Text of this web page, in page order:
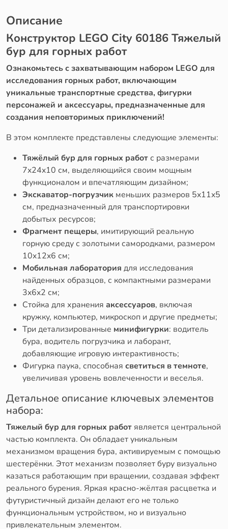
Описание
Конструктор LEGO City 60186 Тяжелый
бур для горных работ
Ознакомьтесь с захватывающим набором LEGO для
исследования горных работ, включающим
уникальные транспортные средства, фигурки
персонажей и аксессуары, предназначенные для
создания неповторимых приключений!
В этом комплекте представлены следующие элементы:
Тяжёлый бур для горных работс размерами
7x24x10 см, выделяющийся своим мощным
функционалом и впечатляющим дизайном;
Экскаватор-погрузчик меньших размеров 5x11x5
см, предназначенный для транспортировки
добытых ресурсов;
Фрагмент пещеры, имитирующий реальную
горную среду с золотыми самородками, размером
10x12x6 см;
Мобильная лаборатория для исследования
найденных образцов, с компактными размерами
3x6x2 см;
Стойка для хранения аксессуаров, включая
кружку, компьютер, микроскоп и другие предметы;
Три детализированные минифигурки: водитель
бура, водитель погрузчика и лаборант,
добавляющие игровую интерактивность;
Фигурка паука, способная светиться в темноте,
увеличивая уровень вовлеченности и веселья.
Детальное описание ключевых элементов
набора:
Тяжелый бур для горных работ является центральной
частью комплекта. Он обладает уникальным
механизмом вращения бура, активируемым с помощью
шестерёнки. Этот механизм позволяет буру визуально
казаться работающим при вращении, создавая эффект
реального бурения. Яркая красно-жёлтая расцветка и
футуристичный дизайн делают его не только
функциональным устройством, но и визуально
привлекательным элементом.